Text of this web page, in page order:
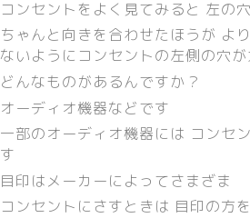
コンセントをよく見てみると 左の
ちゃんと向きを合わせたほうが よ
ないようにコンセントの左側の穴
どんなものがあるんですか？
オーディオ機器などです
一部のオーディオ機器には コン
す
目印はメーカーによってさまざま
コンセントにさすときは 目印の方